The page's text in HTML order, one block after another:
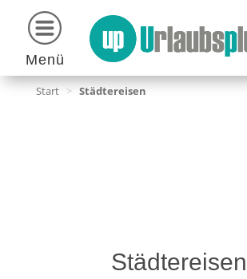
Menü
Start > Städtereisen
Städtereisen